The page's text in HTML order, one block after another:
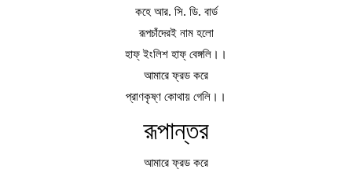
কহে আর. সি. ডি. বার্ড
রূপচাঁদেরই নাম হলো
হাফ্ ইংলিশ হাফ্ বেঙ্গলি।।
আমারে ফ্রড করে
প্রাণকৃষ্ণ কোথায় গেলি।।
রূপান্তর
আমারে ফ্রড করে